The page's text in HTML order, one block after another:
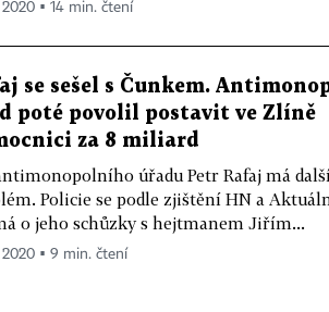
2020 ▪ 14 min. čtení
se sešel s Čunkem.
poté povolil postavit ve Zlíně
za 8 miliard
úřadu Petr Rafaj má
Policie se podle zjištění HN a
o jeho schůzky s hejtmanem Jiřím...
2020 ▪ 9 min. čtení